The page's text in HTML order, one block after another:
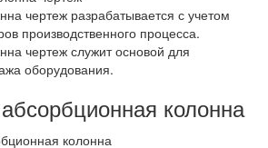
чертеж разрабатывается с учетом
производственного процесса.
чертеж служит основой для
оборудования.
колонна